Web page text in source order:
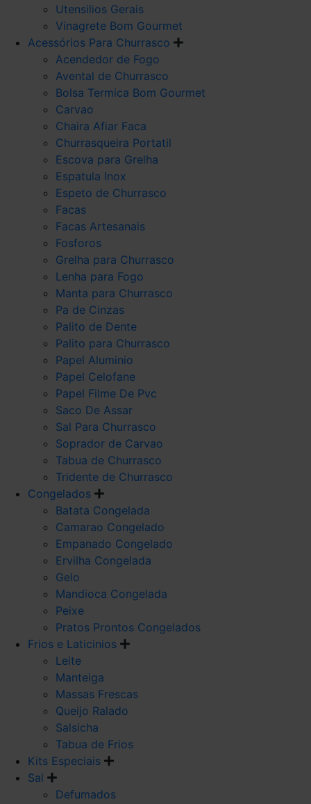
Utensilios Gerais
Vinagrete Bom Gourmet
Acessórios Para Churrasco
Acendedor de Fogo
Avental de Churrasco
Bolsa Termica Bom Gourmet
Carvao
Chaira Afiar Faca
Churrasqueira Portatil
Escova para Grelha
Espatula Inox
Espeto de Churrasco
Facas
Facas Artesanais
Fosforos
Grelha para Churrasco
Lenha para Fogo
Manta para Churrasco
Pa de Cinzas
Palito de Dente
Palito para Churrasco
Papel Aluminio
Papel Celofane
Papel Filme De Pvc
Saco De Assar
Sal Para Churrasco
Soprador de Carvao
Tabua de Churrasco
Tridente de Churrasco
Congelados
Batata Congelada
Camarao Congelado
Empanado Congelado
Ervilha Congelada
Gelo
Mandioca Congelada
Peixe
Pratos Prontos Congelados
Frios e Laticinios
Leite
Manteiga
Massas Frescas
Queijo Ralado
Salsicha
Tabua de Frios
Kits Especiais
Sal
Defumados